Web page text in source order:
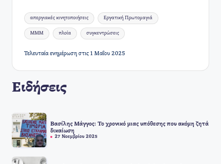
Ετικέτες:
απεργιακές κινητοποιήσεις Εργατική Πρωτομαγιά
ΜΜΜ πλοία συγκεντρώσεις
Τελευταία ενημέρωση στις 1 Μαΐου 2025
Ειδήσεις
Βασίλης Μάγγος: Το χρονικό μιας υπόθεσης που ακόμη ζητά
δικαίωση
27 Νοεμβρίου 2025